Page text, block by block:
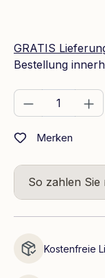
GRATIS
Bestellung
Produkt
Merken
So zahlen Sie
Kostenfreie